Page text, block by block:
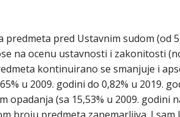
pred Ustavnim sudom (od
na ocenu ustavnosti i zakonitosti
kontinuirano se smanjuje i
u 2009. godini do 0,82% u 2019.
opadanja (sa 15,53% u 2009. godini